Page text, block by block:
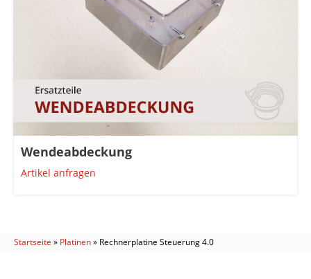
Wendeabdeckung
Artikel anfragen
Startseite » Platinen» Rechnerplatine Steuerung 4.0